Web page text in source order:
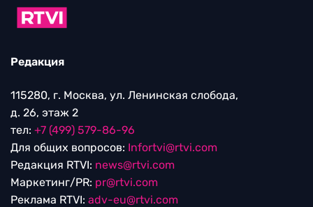
Редакция
115280, г. Москва, ул. Ленинская слобода,
д. 26, этаж 2
тел: +7 (499) 579-86-96
Для общих вопросов: Infortvi@rtvi.com
Редакция RTVI: news@rtvi.com
Маркетинг/PR: pr@rtvi.com
Реклама RTVI: adv-eu@rtvi.com